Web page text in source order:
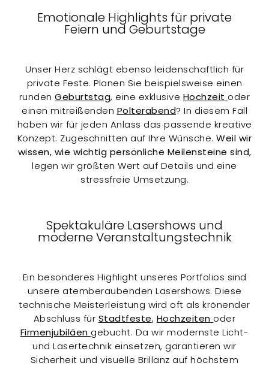
Emotionale Highlights für private
Feiern und Geburtstage
Unser Herz schlägt ebenso leidenschaftlich für
private Feste. Planen Sie beispielsweise einen
rundenGeburtstag, eine exklusive Hochzeit oder
einen mitreißenden Polterabend? In diesem Fall
haben wir für jeden Anlass das passende kreative
Konzept. Zugeschnitten auf Ihre Wünsche.Weil wir
wissen, wie wichtig persönliche Meilensteine sind,
legen wir größten Wert auf Details und eine
stressfreie Umsetzung.
Spektakuläre Lasershows und
moderne Veranstaltungstechnik
Ein besonderes Highlight unseres Portfolios sind
unsere atemberaubenden Lasershows. Diese
technische Meisterleistung wird oft als krönender
Abschluss für Stadtfeste, Hochzeiten oder
Firmenjubiläen gebucht. Da wir modernste Licht-
und Lasertechnik einsetzen, garantieren wir
Sicherheit und visuelle Brillanz auf höchstem